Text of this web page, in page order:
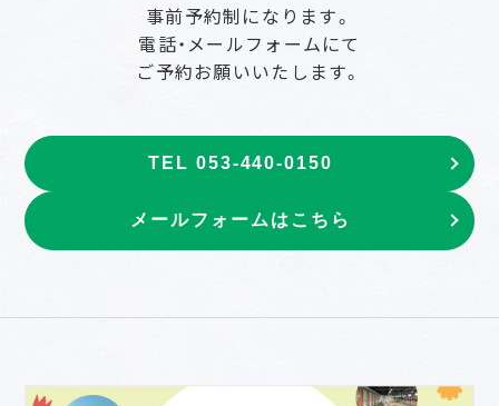
事前予約制になります。
電話・メールフォームにて
ご予約お願いいたします。
TEL 053-440-0150
メールフォームはこちら